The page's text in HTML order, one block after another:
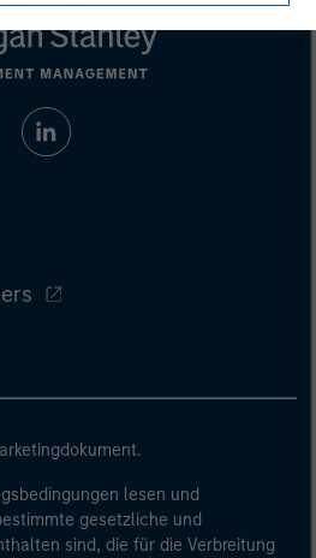
lesen und
gesetzliche und
sind, die für die Verbreitung